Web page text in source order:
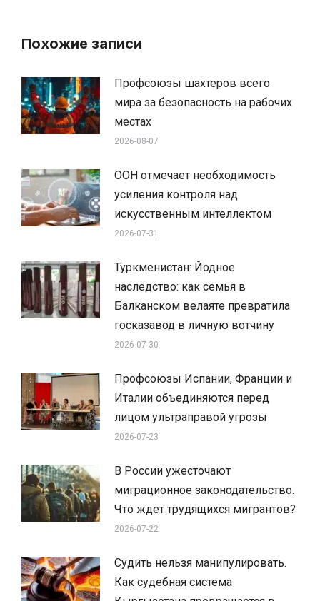
Похожие записи
Профсоюзы шахтеров всего
мира за безопасность на рабочих
местах
2026-08-07
ООН отмечает необходимость
усиления контроля над
искусственным интеллектом
2026-07-31
Туркменистан: Йодное
наследство: как семья в
Балканском велаяте превратила
госказавод в личную вотчину
2026-07-30
Профсоюзы Испании, Франции и
Италии объединяются перед
лицом ультраправой угрозы
2026-07-23
В России ужесточают
миграционное законодательство.
Что ждет трудящихся мигрантов?
2026-07-22
Судить нельзя манипулировать.
Как судебная система